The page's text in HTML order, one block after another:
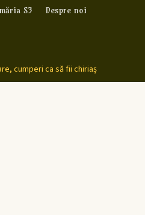
S3 Despre noi
cumperi ca să fii chiriaș